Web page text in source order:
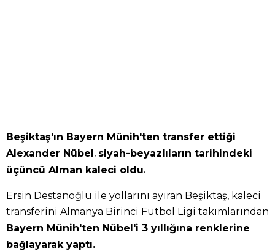
Beşiktaş'ın Bayern Münih'ten transfer ettiği
Alexander Nübel, siyah-beyazlıların tarihindeki
üçüncü Alman kaleci oldu.
Ersin Destanoğlu ile yollarını ayıran Beşiktaş, kaleci
transferini Almanya Birinci Futbol Ligi takımlarından
Bayern Münih'ten Nübel'i 3 yıllığına renklerine
bağlayarak yaptı.